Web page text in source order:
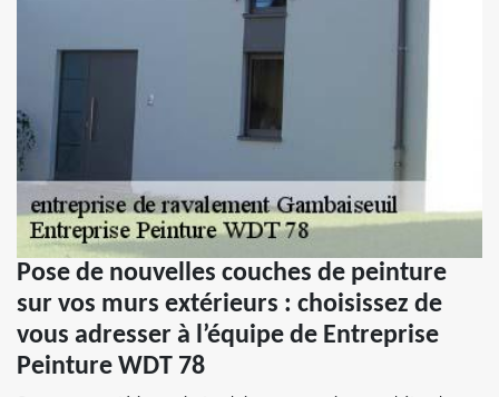
Pose de nouvelles couches de peinture
sur vos murs extérieurs : choisissez de
vous adresser à l’équipe de Entreprise
Peinture WDT 78